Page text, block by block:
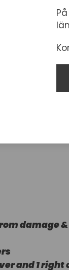
damage
and 1 right